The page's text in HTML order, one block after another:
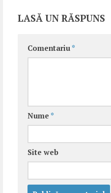
LASĂ UN RĂSPUNS
Comentariu *
Nume *
Site web